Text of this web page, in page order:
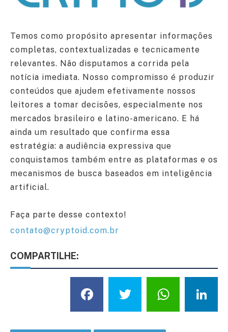
Temos como propósito apresentar informações
completas, contextualizadas e tecnicamente
relevantes. Não disputamos a corrida pela
notícia imediata. Nosso compromisso é produzir
conteúdos que ajudem efetivamente nossos
leitores a tomar decisões, especialmente nos
mercados brasileiro e latino-americano. E há
ainda um resultado que confirma essa
estratégia: a audiência expressiva que
conquistamos também entre as plataformas e os
mecanismos de busca baseados em inteligência
artificial.
Faça parte desse contexto!
contato@cryptoid.com.br
COMPARTILHE:
Facebook
Twitter